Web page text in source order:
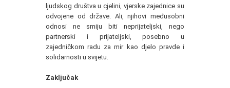
ljudskog društva u cjelini, vjerske zajednice su
odvojene od države. Ali, njihovi međusobni
odnosi ne smiju biti neprijateljski, nego
partnerski i prijateljski, posebno u
zajedničkom radu za mir kao djelo pravde i
solidarnosti u svijetu.
Zaključak